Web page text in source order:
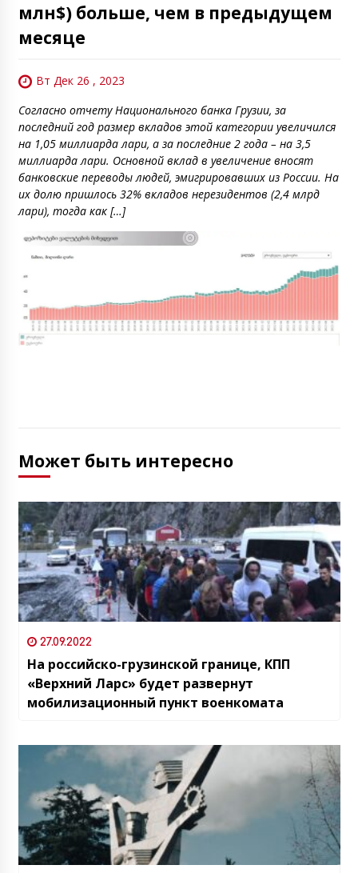
млн$) больше, чем в предыдущем
месяце
Вт Дек 26 , 2023
Согласно отчету Национального банка Грузии, за
последний год размер вкладов этой категории увеличился
на 1,05 миллиарда лари, а за последние 2 года – на 3,5
миллиарда лари. Основной вклад в увеличение вносят
банковские переводы людей, эмигрировавших из Росcии. На
их долю пришлось 32% вкладов нерезидентов (2,4 млрд
лари), тогда как […]
Может быть интересно
27.09.2022
На российско-грузинской границе, КПП
«Верхний Ларс» будет развернут
мобилизационный пункт военкомата